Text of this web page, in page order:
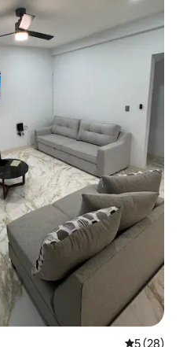
평점 5점(5
5 (28)